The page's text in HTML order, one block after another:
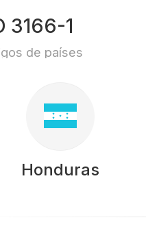
3166-1
de países
Honduras